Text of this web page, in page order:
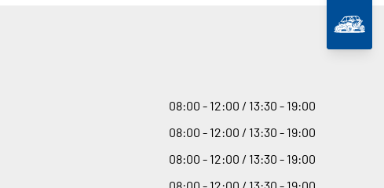
08:00 - 12:00 / 13:30 - 19:00
08:00 - 12:00 / 13:30 - 19:00
08:00 - 12:00 / 13:30 - 19:00